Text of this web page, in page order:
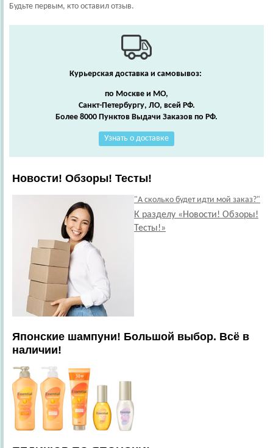
Будьте первым, кто оставил отзыв.
Курьерская доставка и самовывоз:
по Москве и МО,
Санкт-Петербургу, ЛО, всей РФ.
Более 8000 Пунктов Выдачи Заказов по РФ.
Узнать о доставке
Новости! Обзоры! Тесты!
"А сколько будет идти мой заказ?"
К разделу «Новости! Обзоры!
Тесты!»
Японские шампуни! Большой выбор. Всё в
наличии!